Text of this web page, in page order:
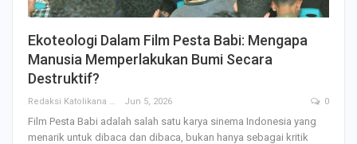
Ekoteologi Dalam Film Pesta Babi: Mengapa
Manusia Memperlakukan Bumi Secara
Destruktif?
Jun 5, 2026 0
Film Pesta Babi adalah salah satu karya sinema Indonesia yang
menarik untuk dibaca dan dibaca, bukan hanya sebagai kritik